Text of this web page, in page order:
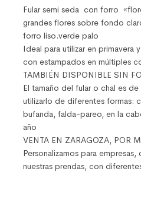
Fular semi seda con forro
grandes flores sobre fondo
forro liso.verde palo
Ideal para utilizar en primavera
con estampados en múltiples
TAMBIÉN DISPONIBLE SIN
El tamaño del fular o chal es
utilizarlo de diferentes formas:
bufanda, falda-pareo, en la
año
VENTA EN ZARAGOZA, POR
Personalizamos para
nuestras prendas, con